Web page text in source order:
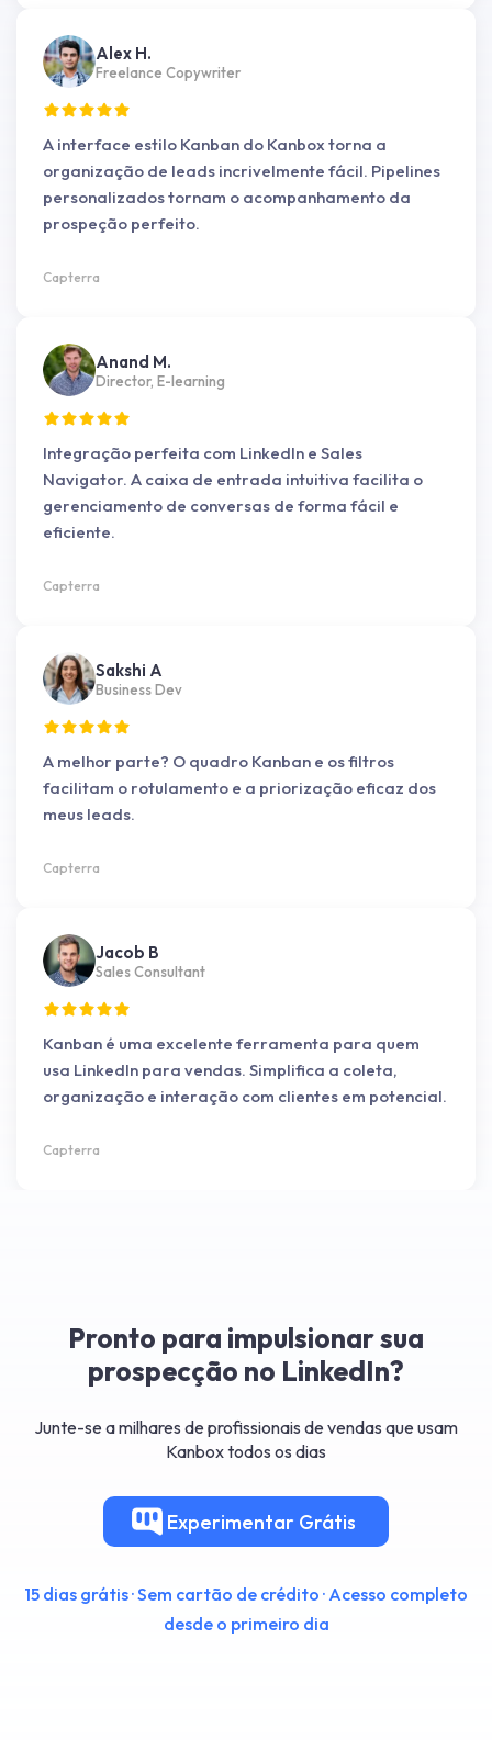
Alex H.
Freelance Copywriter
A interface estilo Kanban do Kanbox torna a
organização de leads incrivelmente fácil. Pipelines
personalizados tornam o acompanhamento da
prospeção perfeito.
Capterra
Anand M.
Director, E-learning
Integração perfeita com LinkedIn e Sales
Navigator. A caixa de entrada intuitiva facilita o
gerenciamento de conversas de forma fácil e
eficiente.
Capterra
Sakshi A
Business Dev
A melhor parte? O quadro Kanban e os filtros
facilitam o rotulamento e a priorização eficaz dos
meus leads.
Capterra
Jacob B
Sales Consultant
Kanban é uma excelente ferramenta para quem
usa LinkedIn para vendas. Simplifica a coleta,
organização e interação com clientes em potencial.
Capterra
Pronto para impulsionar sua
prospecção no LinkedIn?
Junte-se a milhares de profissionais de vendas que usam
Kanbox todos os dias
Experimentar Grátis
15 dias grátis · Sem cartão de crédito · Acesso completo
desde o primeiro dia